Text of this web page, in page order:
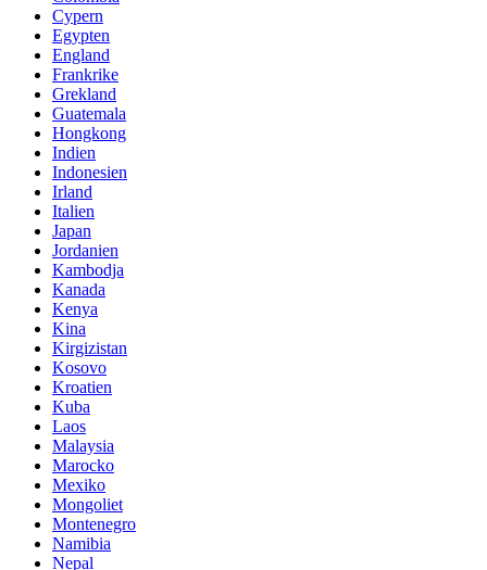
Cypern
Egypten
England
Frankrike
Grekland
Guatemala
Hongkong
Indien
Indonesien
Irland
Italien
Japan
Jordanien
Kambodja
Kanada
Kenya
Kina
Kirgizistan
Kosovo
Kroatien
Kuba
Laos
Malaysia
Marocko
Mexiko
Mongoliet
Montenegro
Namibia
Nepal